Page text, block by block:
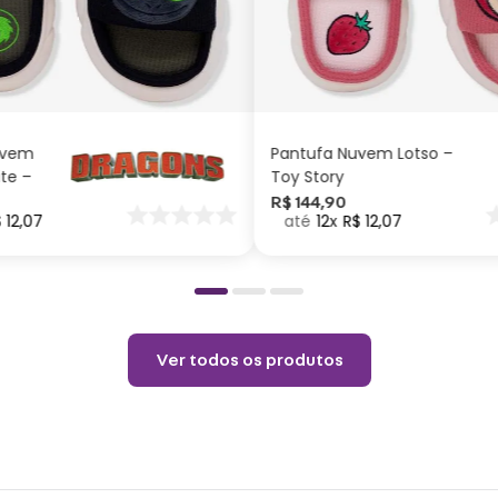
P:
M:
GG:
–
12,07
G M
ADICIONAR AO
Pantufa Nuvem Lotso –
Toy Story
R$ 144,90
12 R$ 12,07
G P
ADICIONAR AO
Ver todos os produtos